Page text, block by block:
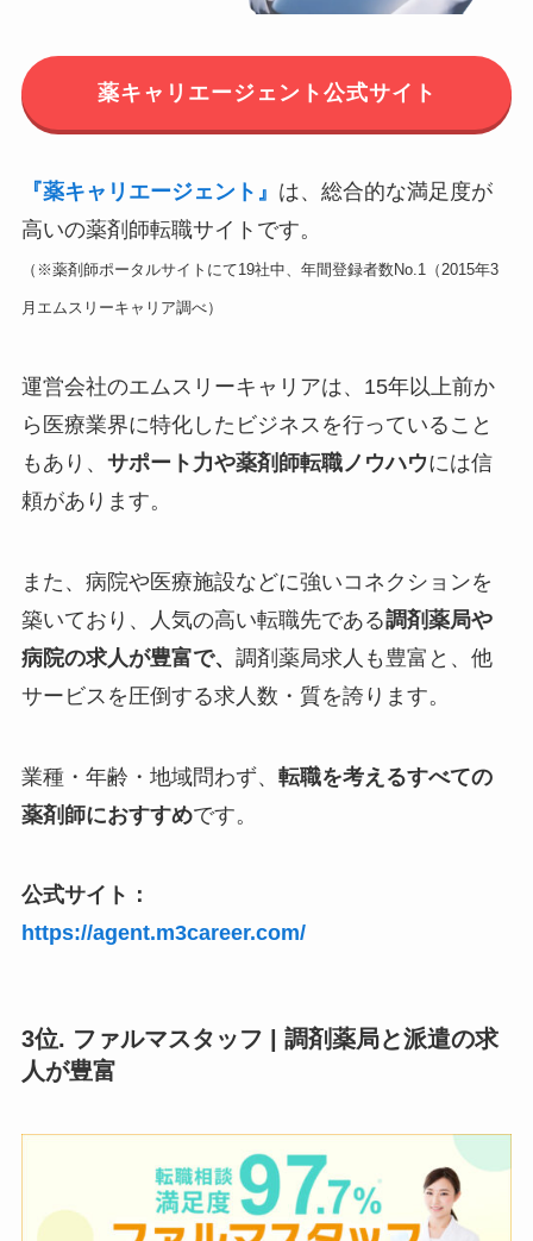
薬キャリエージェント公式サイト
『薬キャリエージェント』 は、総合的な満足度が
高いの薬剤師転職サイトです。
（※薬剤師ポータルサイトにて19社中、年間登録者数No.1（2015年3
月エムスリーキャリア調べ）
運営会社のエムスリーキャリアは、15年以上前か
ら医療業界に特化したビジネスを行っていること
もあり、 サポート力や薬剤師転職ノウハウには信
頼があります。
また、病院や医療施設などに強いコネクションを
築いており、人気の高い転職先である調剤薬局や
病院の求人が豊富で、 調剤薬局求人も豊富と、他
サービスを圧倒する求人数・質を誇ります。
業種・年齢・地域問わず、 転職を考えるすべての
薬剤師におすすめです。
公式サイト：
https://agent.m3career.com/
3位. ファルマスタッフ | 調剤薬局と派遣の求
人が豊富